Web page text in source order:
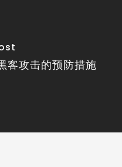
客攻击的预防措施